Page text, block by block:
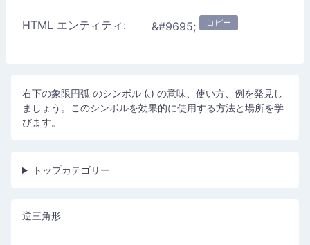
HTML エンティティ: &#9695; コピー
右下の象限円弧 のシンボル (◟) の意味、使い方、例を発見し
ましょう。このシンボルを効果的に使用する方法と場所を学
びます。
トップカテゴリー
逆三角形